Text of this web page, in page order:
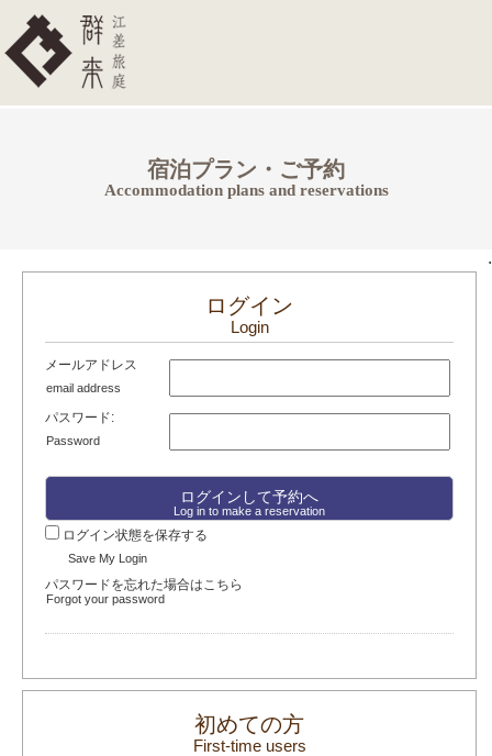
宿泊プラン・ご予約
Accommodation plans and reservations
ログイン
Login
メールアドレス
email address
パスワード:
Password
Log in to make a reservation
ログイン状態を保存する
Save My Login
パスワードを忘れた場合はこちら
Forgot your password
初めての方
First-time users
.